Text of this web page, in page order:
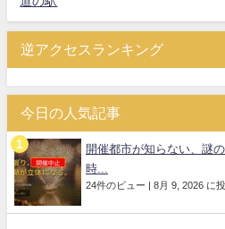
逆アクセスランキング
今日の人気記事
開催都市が知らない、謎
時...
24件のビュー 8月 9, 2026 に